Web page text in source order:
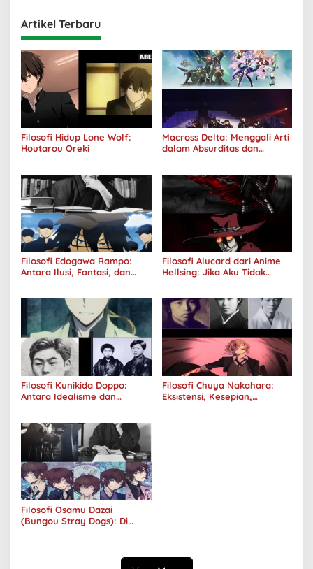
Artikel Terbaru
Filosofi Hidup Lone Wolf:
Houtarou Oreki
Macross Delta: Menggali Arti
dalam Absurditas dan
Filosofi Edogawa Rampo:
Antara Ilusi, Fantasi, dan
Filosofi Alucard dari Anime
Hellsing: Jika Aku Tidak
Filosofi Kunikida Doppo:
Antara Idealisme dan
Filosofi Chuya Nakahara:
Eksistensi, Kesepian,
Filosofi Osamu Dazai
(Bungou Stray Dogs): Di